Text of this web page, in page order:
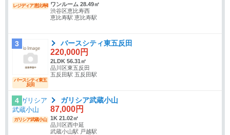
レジディア恵比寿Ⅱ
ワンルーム 28.49㎡
渋谷区恵比寿西
恵比寿駅 恵比寿駅
3
バースシティ東五
反田
バースシティ東五反田
220,000円
2LDK 56.31㎡
品川区東五反田
五反田駅 五反田駅
4
ガリシア武蔵小山
ガリシア武蔵小山
87,000円
1K 21.02㎡
品川区西中延
武蔵小山駅 戸越駅